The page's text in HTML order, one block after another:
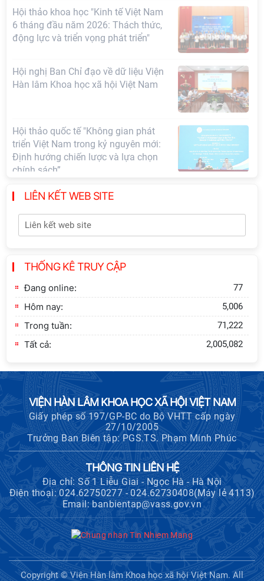
Hội thảo khoa học "Kinh tế Việt Nam
6 tháng đầu năm 2026: Thách thức,
động lực và triển vọng phát triển"
Hội nghị Ban Chỉ đạo về dữ liệu Viện
Hàn lâm Khoa học xã hội Việt Nam
Hội thảo quốc tế "Không gian phát
triển Việt Nam trong kỷ nguyên mới:
Định hướng chiến lược và lựa chọn
chính sách”
Khai quật công trường khai thác đá
Tôn
sinh đào tạo trình độ tiến sĩ đợt 1
LIÊN KẾT WEB SITE
THỐNG KÊ TRUY CẬP
Đang online: 77
Hôm nay: 5,006
Trong tuần: 71,222
Tất cả: 2,005,082
VIỆN HÀN LÂM KHOA HỌC XÃ HỘI VIỆT NAM
Giấy phép số 197/GP-BC do Bộ VHTT cấp ngày
27/10/2005
Trưởng Ban Biên tập: PGS.TS. Phạm Minh Phúc
THÔNG TIN LIÊN HỆ
Địa chỉ: Số 1 Liễu Giai - Ngọc Hà - Hà Nội
Điện thoại: 024.62750277 - 024.62730408(Máy lẻ 4113)
Email: banbientap@vass.gov.vn
Copyright © Viện Hàn lâm Khoa học xã hội Việt Nam. All